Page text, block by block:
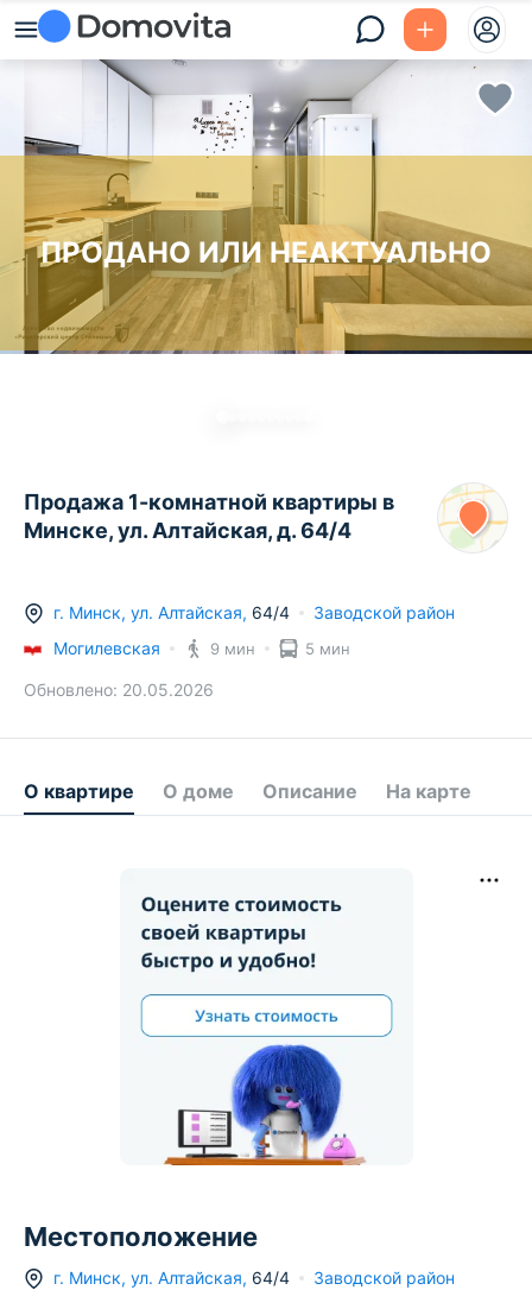
ПРОДАНО ИЛИ НЕАКТУАЛЬНО
Продажа 1-комнатной квартиры в
Минске, ул. Алтайская, д. 64/4
г. Минск, ул. Алтайская, 64/4
Заводской район
Могилевская
9 мин 5 мин
Обновлено: 20.05.2026
О квартире О доме Описание На карте
Местоположение
г. Минск, ул. Алтайская, 64/4 Заводской район
547 200 BYN
228 300 BYN
396 711 BYN